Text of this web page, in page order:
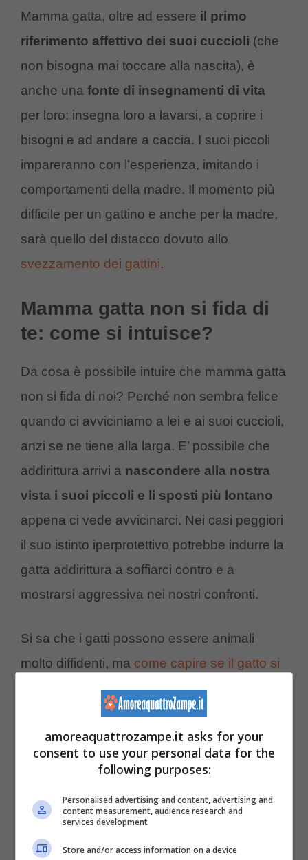
Mamma gatta, oltre ad essere il primo
riferimento affettivo dei suoi cuccioli (che
non bisogna mai toccare alla nascita), è
anche una fonte di insegnamenti di vita
per loro: insegna loro a lavarsi, a coprire i
bisogni e ad andare a caccia. I suoi piccoli
impareranno con l’esperienza, imitando i
comportamenti della madre. Il momento più
difficile per un gattino e anche per la madre,
sarà quello del distacco dovuto allo
svezzamento dei gattini.
Mamma gatta non si fida di
te: come si intuisce?
Da cosa è possibile intuire che mamma gatta
non si fida di noi? Perché non sembra felice
quando ci avviciniamo a lei e ai suoi cuccioli,
anzi se ne tiene alla larga. E’ possibile che
addirittura arrivi a nascondere alla nostra
vista i suoi piccoli e li sposti più lontano
appena ci vede avvicinarci. Nei casi peggiori
il suo istinto iperprotettivo potrebbe indurre la
gatta addirittura a soffiarci contro e a
mostrarsi aggressiva nei nostri confronti.
Si sa che i gatti possono essere animali
molto diffidenti, ma come capire se il gatto si
non è difficile se si colgono alcuni
segnali; ma i felini sanno essere anche molto
amorevoli e affettuosi, seppur in modo
diverso dagli altri animali, come ad esempio
soprattutto quando diventano madri, è facile
riscontrare degli atteggiamenti molto
amoreaquattrozampe.it asks for your
consent to use your personal data for the
following purposes:
Personalised advertising and content, advertising and
content measurement, audience research and
services development
Store and/or access information on a device